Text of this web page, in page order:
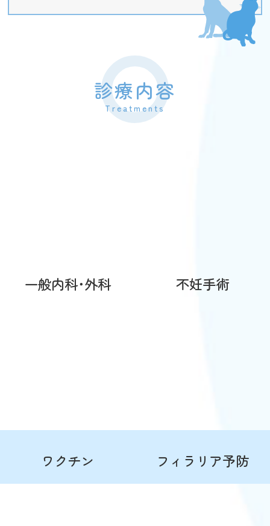
診療内容
Treatments
一般内科･外科 不妊手術
ワクチン フィラリア予防